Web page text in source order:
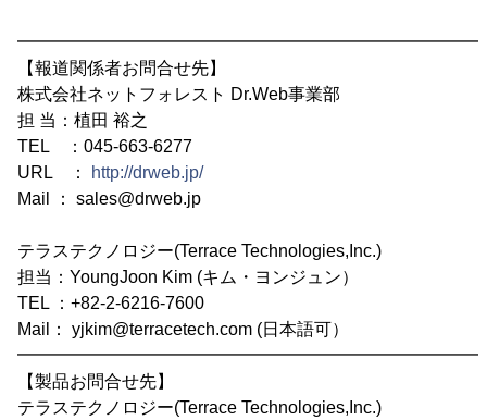
【報道関係者お問合せ先】
株式会社ネットフォレスト Dr.Web事業部
担 当：植田 裕之
TEL ：045-663-6277
URL ：
http://drweb.jp/
Mail ： sales@drweb.jp
テラステクノロジー(Terrace Technologies,Inc.)
担当：YoungJoon Kim (キム・ヨンジュン）
TEL ：+82-2-6216-7600
Mail： yjkim@terracetech.com (日本語可）
【製品お問合せ先】
テラステクノロジー(Terrace Technologies,Inc.)